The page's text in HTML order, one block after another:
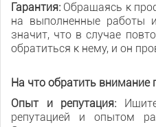
Гарантия: Обращаясь к
на выполненные работы
значит, что в случае
обратиться к нему, и он
На что обратить внимание
Опыт и репутация:
репутацией и опытом